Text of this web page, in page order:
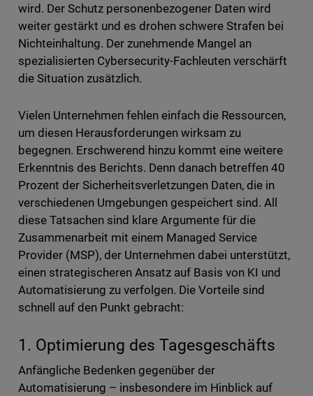
wird. Der Schutz personenbezogener Daten wird
weiter gestärkt und es drohen schwere Strafen bei
Nichteinhaltung. Der zunehmende Mangel an
spezialisierten Cybersecurity-Fachleuten verschärft
die Situation zusätzlich.
Vielen Unternehmen fehlen einfach die Ressourcen,
um diesen Herausforderungen wirksam zu
begegnen. Erschwerend hinzu kommt eine weitere
Erkenntnis des Berichts. Denn danach betreffen 40
Prozent der Sicherheitsverletzungen Daten, die in
verschiedenen Umgebungen gespeichert sind. All
diese Tatsachen sind klare Argumente für die
Zusammenarbeit mit einem Managed Service
Provider (MSP), der Unternehmen dabei unterstützt,
einen strategischeren Ansatz auf Basis von KI und
Automatisierung zu verfolgen. Die Vorteile sind
schnell auf den Punkt gebracht:
1. Optimierung des Tagesgeschäfts
Anfängliche Bedenken gegenüber der
Automatisierung – insbesondere im Hinblick auf